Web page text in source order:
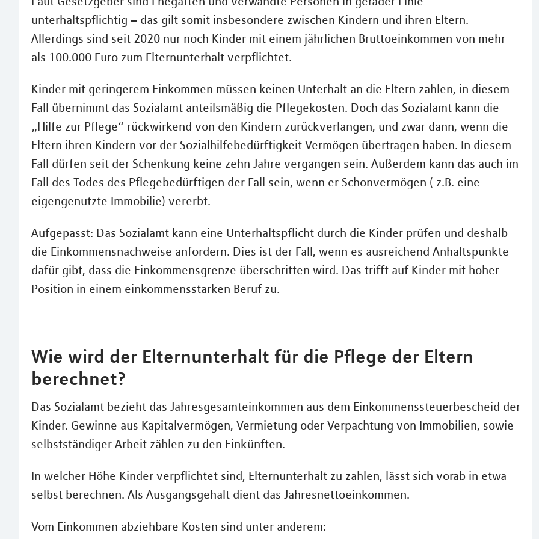
unterhaltspflichtig – das gilt somit insbesondere zwischen Kindern und ihren Eltern.
Allerdings sind seit 2020 nur noch Kinder mit einem jährlichen Bruttoeinkommen von mehr
als 100.000 Euro zum Elternunterhalt verpflichtet.
Kinder mit geringerem Einkommen müssen keinen Unterhalt an die Eltern zahlen, in diesem
Fall übernimmt das Sozialamt anteilsmäßig die Pflegekosten. Doch das Sozialamt kann die
„Hilfe zur Pflege“ rückwirkend von den Kindern zurückverlangen, und zwar dann, wenn die
Eltern ihren Kindern vor der Sozialhilfebedürftigkeit Vermögen übertragen haben. In diesem
Fall dürfen seit der Schenkung keine zehn Jahre vergangen sein. Außerdem kann das auch im
Fall des Todes des Pflegebedürftigen der Fall sein, wenn er Schonvermögen ( z.B. eine
eigengenutzte Immobilie) vererbt.
Aufgepasst: Das Sozialamt kann eine Unterhaltspflicht durch die Kinder prüfen und deshalb
die Einkommensnachweise anfordern. Dies ist der Fall, wenn es ausreichend Anhaltspunkte
dafür gibt, dass die Einkommensgrenze überschritten wird. Das trifft auf Kinder mit hoher
Position in einem einkommensstarken Beruf zu.
Wie wird der Elternunterhalt für die Pflege der Eltern
berechnet?
Das Sozialamt bezieht das Jahresgesamteinkommen aus dem Einkommenssteuerbescheid der
Kinder. Gewinne aus Kapitalvermögen, Vermietung oder Verpachtung von Immobilien, sowie
selbstständiger Arbeit zählen zu den Einkünften.
In welcher Höhe Kinder verpflichtet sind, Elternunterhalt zu zahlen, lässt sich vorab in etwa
selbst berechnen. Als Ausgangsgehalt dient das Jahresnettoeinkommen.
Vom Einkommen abziehbare Kosten sind unter anderem: